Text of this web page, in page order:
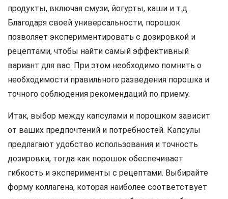
продукты, включая смузи, йогурты, каши и т.д.
Благодаря своей универсальности, порошок
позволяет экспериментировать с дозировкой и
рецептами, чтобы найти самый эффективный
вариант для вас. При этом необходимо помнить о
необходимости правильного разведения порошка и
точного соблюдения рекомендаций по приему.
Итак, выбор между капсулами и порошком зависит
от ваших предпочтений и потребностей. Капсулы
предлагают удобство использования и точность
дозировки, тогда как порошок обеспечивает
гибкость и эксперименты с рецептами. Выбирайте
форму коллагена, которая наиболее соответствует